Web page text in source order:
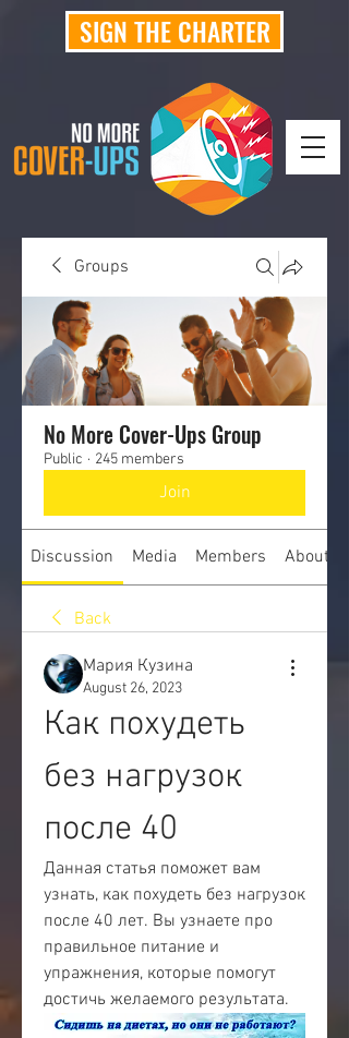
SIGN THE CHARTER
Groups
No More Cover-Ups Group
Public · 245 members
Join
Discussion Media Members About
Back
Мария Кузина
August 26, 2023
Как похудеть
без нагрузок
после 40
Данная статья поможет вам
узнать, как похудеть без нагрузок
после 40 лет. Вы узнаете про
правильное питание и
упражнения, которые помогут
достичь желаемого результата.